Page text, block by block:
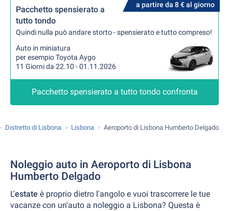
a partire da 8 € al giorno
Pacchetto spensierato a
tutto tondo
Quindi nulla può andare storto - spensierato e tutto compreso!
Auto in miniatura
per esempio Toyota Aygo
11 Giorni da 22.10 - 01.11.2026
Pacchetto spensierato a tutto tondo confronta
Distretto di Lisbona Lisbona Aeroporto di Lisbona Humberto Delgado
Noleggio auto in Aeroporto di Lisbona
Humberto Delgado
L'estate è proprio dietro l'angolo e vuoi trascorrere le tue
vacanze con un'auto a noleggio a Lisbona? Questa è